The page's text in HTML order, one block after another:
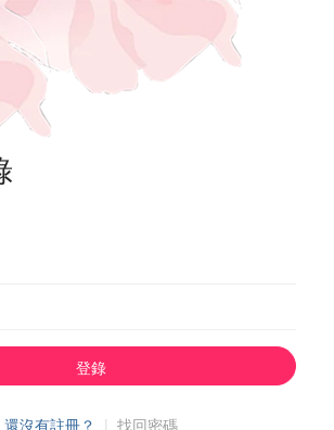
登錄
還沒有註冊？ | 找回密碼